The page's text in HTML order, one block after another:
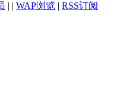
| | WAP浏览 | RSS订阅